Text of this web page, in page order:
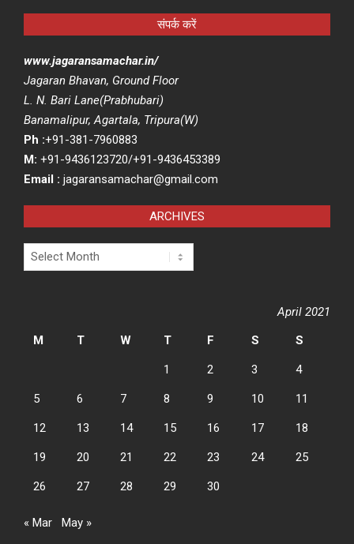
संपर्क करें
www.jagaransamachar.in/
Jagaran Bhavan, Ground Floor
L. N. Bari Lane(Prabhubari)
Banamalipur, Agartala, Tripura(W)
Ph :+91-381-7960883
M: +91-9436123720/+91-9436453389
Email : jagaransamachar@gmail.com
ARCHIVES
Archives
April 2021
M
T W T F S S
1 2 3 4
5 6 7 8 9 10 11
12 13 14 15 16 17 18
19 20 21 22 23 24 25
26 27 28 29 30
« Mar May »